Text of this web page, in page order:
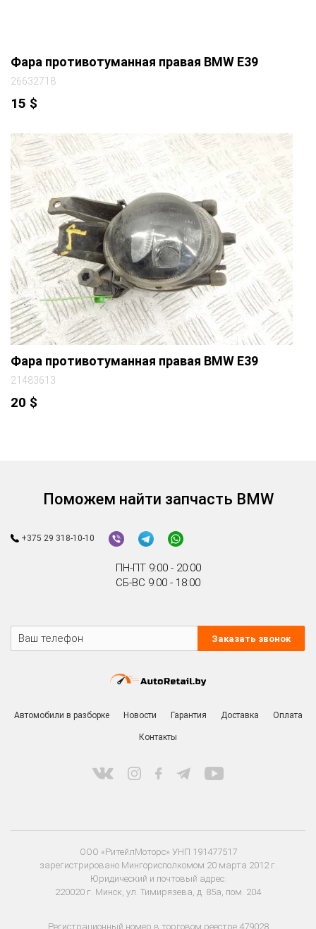
Фара противотуманная правая BMW E39
26632718
15 $
Фара противотуманная правая BMW E39
21483613
20 $
Поможем найти запчасть BMW
+375 29 318-10-10
ПН-ПТ 9:00 - 20:00
СБ-ВС 9:00 - 18:00
Заказать звонок
Автомобили в разборке Новости Гарантия Доставка Оплата
Контакты
ООО «РитейлМоторс» УНП 191477517
зарегистрировано Мингорисполкомом 20 марта 2012 г.
Юридический и почтовый адрес:
220020 г. Минск, ул. Тимирязева, д. 85а, пом. 204
Регистрационный номер в торговом реестре 479028